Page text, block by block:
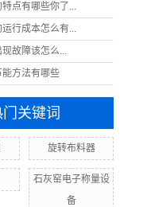
点有哪些你了...
行成本怎么有...
故障该怎么...
方法有哪些
门关键词
旋转布料器
石灰窑电子称量设
备